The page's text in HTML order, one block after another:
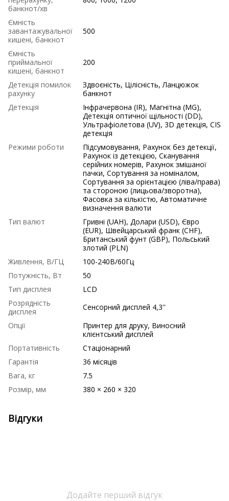
банкнот/хв
Ємність
завантажувальної
кишені, банкнот
500
Ємність
приймальної
кишені, банкнот
200
Детекція помилок
рахунку
Здвоєність, Цілісність, Ланцюжок
банкнот
Детекція
Інфрачервона (IR), Магнітна (MG),
Детекція оптичної щільності (DD),
Ультрафіолетова (UV), 3D детекція, СIS
детекція
Режими роботи
Підсумовування, Рахунок без детекції,
Рахунок із детекцією, Сканування
серійних номерів, Рахунок змішаної
пачки, Сортування за номіналом,
Сортування за орієнтацією (ліва/права)
та стороною (лицьова/зворотна),
Фасовка за кількістю, Автоматичне
визначення валюти
Тип валют
Гривні (UAH), Долари (USD), Євро
(EUR), Швейцарський франк (CHF),
Британський фунт (GBP), Польський
злотий (PLN)
Живлення, В/ГЦ
100-240В/60Гц
Потужність, Вт
50
Тип дисплея
LCD
Розрядність
дисплея
Сенсорний дисплей 4,3''
Опції
Принтер для друку, Виносний
клієнтський дисплей
Портативність
Стаціонарний
Гарантія
36 місяців
Вага, кг
7.5
Розмір, мм
380 × 260 × 320
Відгуки
Додайте перший відгук